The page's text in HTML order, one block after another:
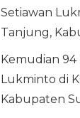
Setiawan
Tanjung,
Kemudian 94
Lukminto di
Kabupaten